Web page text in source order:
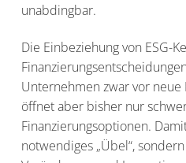
unabdingbar.
Die Einbeziehung von ESG-
Unternehmen zwar vor
öffnet aber bisher nur
Finanzierungsoptionen.
notwendiges „Übel“,